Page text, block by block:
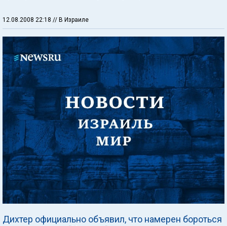
12.08.2008 22:18 // В Израиле
Дихтер официально объявил, что намерен бороться